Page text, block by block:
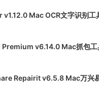
Mac OCR文字识别工
v6.14.0 Mac抓包工
Repairit v6.5.8 Mac万兴